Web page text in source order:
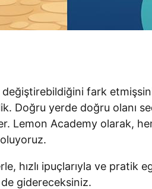
fark
yerde doğru olanı
Lemon Academy olarak,
hızlı ipuçlarıyla ve pratik
gidereceksiniz.